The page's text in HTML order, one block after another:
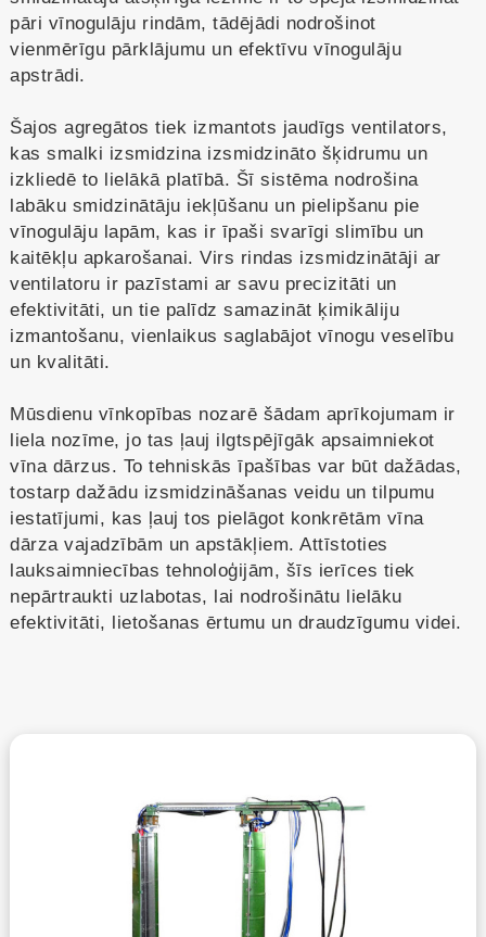
pāri vīnogulāju rindām, tādējādi nodrošinot
vienmērīgu pārklājumu un efektīvu vīnogulāju
apstrādi.
Šajos agregātos tiek izmantots jaudīgs ventilators,
kas smalki izsmidzina izsmidzināto šķidrumu un
izkliedē to lielākā platībā. Šī sistēma nodrošina
labāku smidzinātāju iekļūšanu un pielipšanu pie
vīnogulāju lapām, kas ir īpaši svarīgi slimību un
kaitēkļu apkarošanai. Virs rindas izsmidzinātāji ar
ventilatoru ir pazīstami ar savu precizitāti un
efektivitāti, un tie palīdz samazināt ķimikāliju
izmantošanu, vienlaikus saglabājot vīnogu veselību
un kvalitāti.
Mūsdienu vīnkopības nozarē šādam aprīkojumam ir
liela nozīme, jo tas ļauj ilgtspējīgāk apsaimniekot
vīna dārzus. To tehniskās īpašības var būt dažādas,
tostarp dažādu izsmidzināšanas veidu un tilpumu
iestatījumi, kas ļauj tos pielāgot konkrētām vīna
dārza vajadzībām un apstākļiem. Attīstoties
lauksaimniecības tehnoloģijām, šīs ierīces tiek
nepārtraukti uzlabotas, lai nodrošinātu lielāku
efektivitāti, lietošanas ērtumu un draudzīgumu videi.